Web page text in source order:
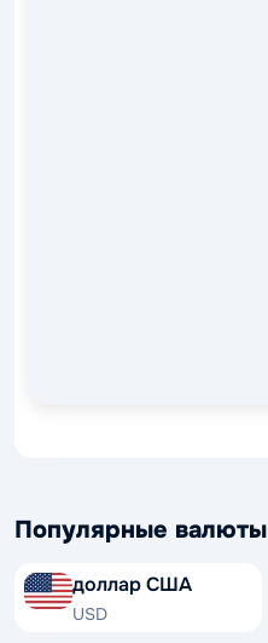
Популярные валюты
доллар США
USD